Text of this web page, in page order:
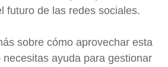
futuro de las redes sociales.
sobre cómo aprovechar esta
ayuda para gestionar